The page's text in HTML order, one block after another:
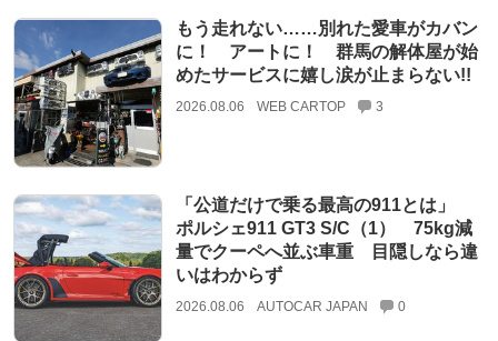
もう走れない……別れた愛車がカバン
に！ アートに！ 群馬の解体屋が始
めたサービスに嬉し涙が止まらない!!
2026.08.06 WEB CARTOP 3
「公道だけで乗る最高の911とは」
ポルシェ911 GT3 S/C（1） 75kg減
量でクーペへ並ぶ車重 目隠しなら違
いはわからず
2026.08.06 AUTOCAR JAPAN 0